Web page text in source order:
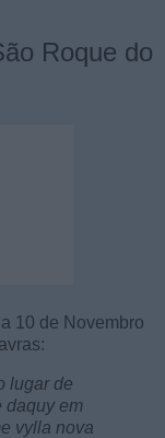
Roque do
10 de Novembro
lugar de
daquy em
vylla nova